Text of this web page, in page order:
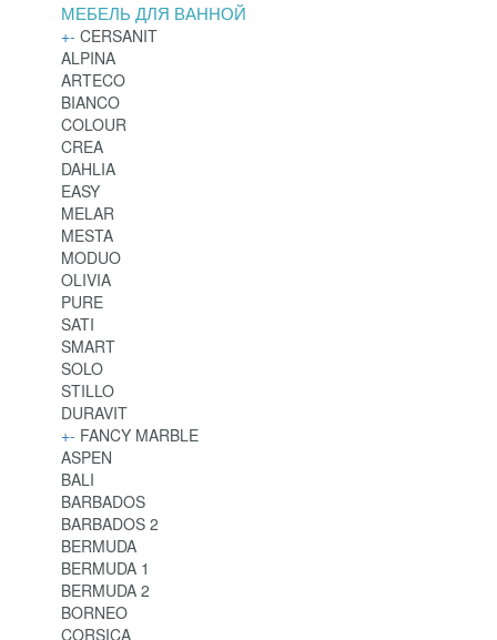
МЕБЕЛЬ ДЛЯ ВАННОЙ
+- CERSANIT
ALPINA
ARTECO
BIANCO
COLOUR
CREA
DAHLIA
EASY
MELAR
MESTA
MODUO
OLIVIA
PURE
SATI
SMART
SOLO
STILLO
DURAVIT
+- FANCY MARBLE
ASPEN
BALI
BARBADOS
BARBADOS 2
BERMUDA
BERMUDA 1
BERMUDA 2
BORNEO
CORSICA